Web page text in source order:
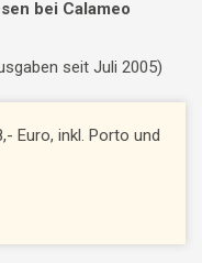
bei Calameo
seit Juli 2005)
Euro, inkl. Porto und